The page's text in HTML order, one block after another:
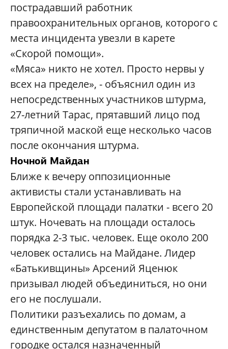
пострадавший работник
правоохранительных органов, которого с
места инцидента увезли в карете
«Скорой помощи».
«Мяса» никто не хотел. Просто нервы у
всех на пределе», - объяснил один из
непосредственных участников штурма,
27-летний Тарас, прятавший лицо под
тряпичной маской еще несколько часов
после окончания штурма.
Ночной Майдан
Ближе к вечеру оппозиционные
активисты стали устанавливать на
Европейской площади палатки - всего 20
штук. Ночевать на площади осталось
порядка 2-3 тыс. человек. Еще около 200
человек остались на Майдане. Лидер
«Батькивщины» Арсений Яценюк
призывал людей объединиться, но они
его не послушали.
Политики разъехались по домам, а
единственным депутатом в палаточном
городке остался назначенный